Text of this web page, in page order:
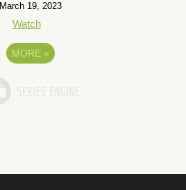
March 19, 2023
Watch
MORE »